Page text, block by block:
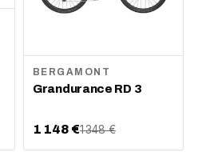
BERGAMONT
Grandurance RD 3
1 148 €1 348 €